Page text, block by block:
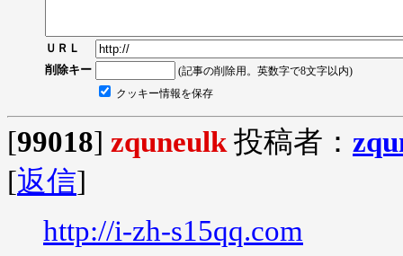
ＵＲＬ
削除キー
(記事の削除用。英数字で8文字以内)
クッキー情報を保存
[99018] zquneulk投稿者：
[返信]
http://i-zh-s15qq.com